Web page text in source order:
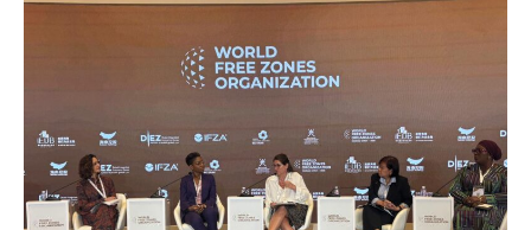
colaboración
sus